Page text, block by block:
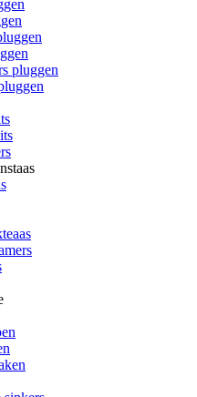
pluggen